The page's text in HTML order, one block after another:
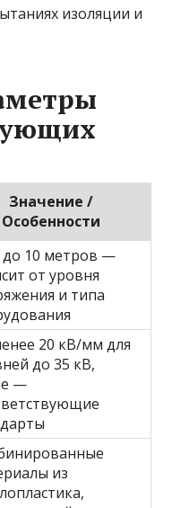
изоляции и
Значение /
Особенности
до 10 метров —
от уровня
и типа
20 кВ/мм для
до 35 кВ,
—
из